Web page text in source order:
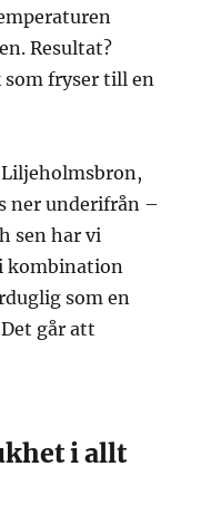
Resultat?
som fryser till en
ner underifrån –
sen har vi
kombination
som en
går att
i allt